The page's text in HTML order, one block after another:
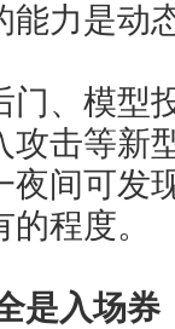
能力是动
门、模型
攻击等新
夜间可发
程度。
是入场券